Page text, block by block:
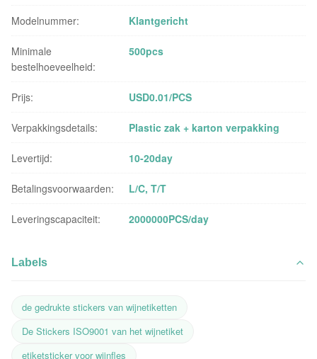
Modelnummer: Klantgericht
Minimale
bestelhoeveelheid:
500pcs
Prijs: USD0.01/PCS
Verpakkingsdetails: Plastic zak + karton verpakking
Levertijd: 10-20day
Betalingsvoorwaarden: L/C, T/T
Leveringscapaciteit: 2000000PCS/day
Labels
de gedrukte stickers van wijnetiketten
De Stickers ISO9001 van het wijnetiket
etiketsticker voor wijnfles